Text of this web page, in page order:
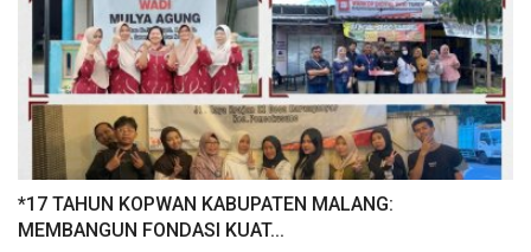
*17 TAHUN KOPWAN KABUPATEN MALANG:
MEMBANGUN FONDASI KUAT...